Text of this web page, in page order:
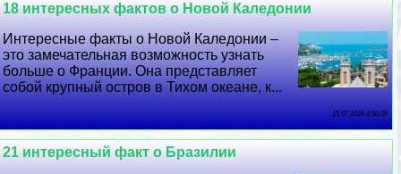
18 интересных фактов о Новой Каледонии
Интересные факты о Новой Каледонии –
это замечательная возможность узнать
больше о Франции. Она представляет
собой крупный остров в Тихом океане, к...
15 07 2026 8:50:39
21 интересный факт о Бразилии